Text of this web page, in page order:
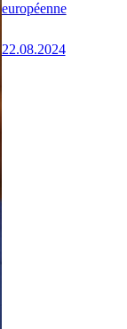
européenne
22.08.2024